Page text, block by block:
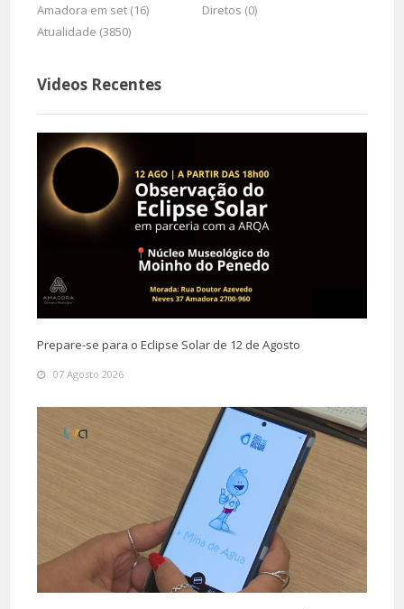
Amadora em set (16)
Diretos (0)
Atualidade (3850)
Videos Recentes
Prepare-se para o Eclipse Solar de 12 de Agosto
07 Agosto 2026